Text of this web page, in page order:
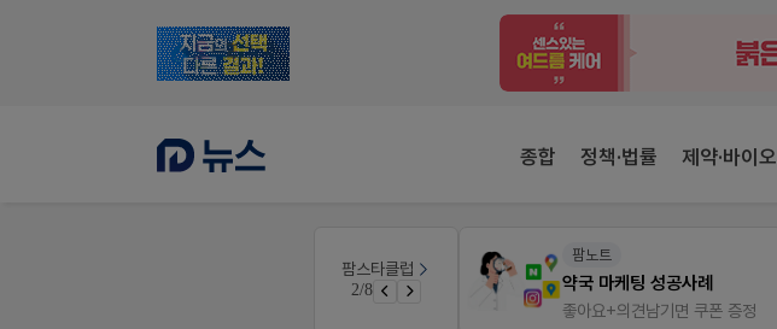
종합 정책·법률 제약·바이오
팜스타클럽
3/8
팜노트
약국 마케팅 성공사례
좋아요+의견남기면 쿠폰 증정